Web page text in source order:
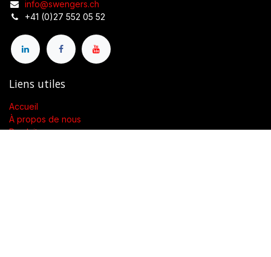
info@swengers.ch
+41 (0)27 552 05 52
Liens utiles
Accueil
À propos de nous
Produits